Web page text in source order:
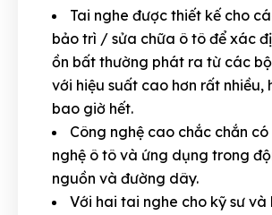
Tai nghe được thiết kế cho
bảo trì / sửa chữa ô tô để xác
ồn bất thường phát ra từ các
với hiệu suất cao hơn rất nhiều,
bao giờ hết.
Công nghệ cao chắc chắn
nghệ ô tô và ứng dụng trong
nguồn và đường dây.
Với hai tai nghe cho kỹ sư và